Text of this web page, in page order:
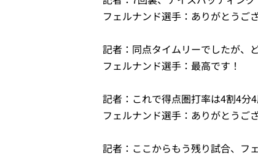
フェルナンド選手：ありがとうご
記者：同点タイムリーでしたが、
フェルナンド選手：最高です！
記者：これで得点圏打率は4割4分4
フェルナンド選手：ありがとうご
記者：ここからもう残り試合、フ